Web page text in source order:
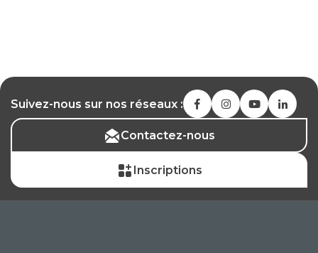
Suivez-nous sur nos réseaux :
Contactez-nous
Inscriptions